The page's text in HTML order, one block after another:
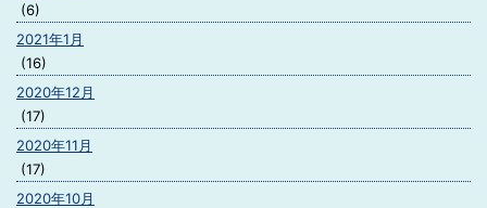
(6)
2021年1月
(16)
2020年12月
(17)
2020年11月
(17)
2020年10月